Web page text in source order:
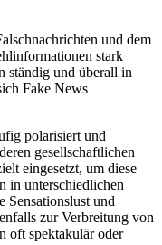
und dem
stark
ständig und überall in
Fake News
polarisiert und
gesellschaftlichen
eingesetzt, um diese
in unterschiedlichen
Sensationslust und
zur Verbreitung von
oft spektakulär oder